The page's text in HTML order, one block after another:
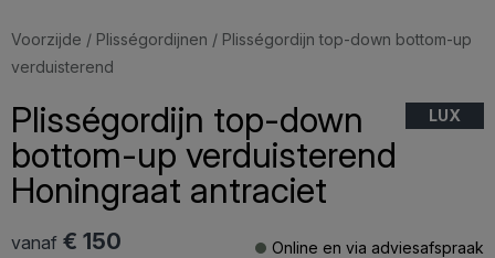
Voorzijde / Plisségordijnen / Plisségordijn top-down bottom-up
verduisterend
Plisségordijn top-down
bottom-up verduisterend
Honingraat antraciet
LUX
vanaf € 150 Online en via adviesafspraak